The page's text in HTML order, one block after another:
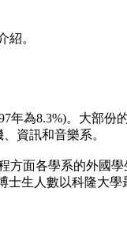
紹。
年為8.3%)。大部份
資訊和音樂系。
方面各學系的外國
士生人數以科隆大